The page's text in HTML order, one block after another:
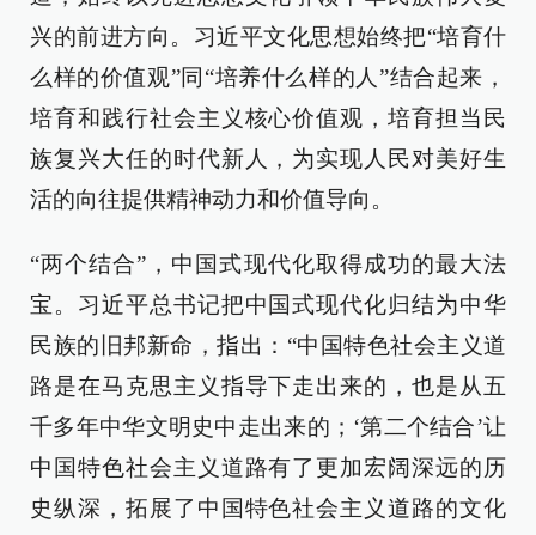
兴的前进方向。习近平文化思想始终把“培育什
么样的价值观”同“培养什么样的人”结合起来，
培育和践行社会主义核心价值观，培育担当民
族复兴大任的时代新人，为实现人民对美好生
活的向往提供精神动力和价值导向。
“两个结合”，中国式现代化取得成功的最大法
宝。习近平总书记把中国式现代化归结为中华
民族的旧邦新命，指出：“中国特色社会主义道
路是在马克思主义指导下走出来的，也是从五
千多年中华文明史中走出来的；‘第二个结合’让
中国特色社会主义道路有了更加宏阔深远的历
史纵深，拓展了中国特色社会主义道路的文化